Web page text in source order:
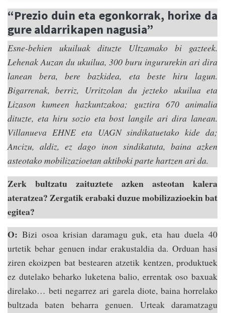
“Prezio duin eta egonkorrak, horixe da
gure aldarrikapen nagusia”
Esne-behien ukuiluak dituzte Ultzamako bi gazteek.
Lehenak Auzan du ukuilua, 300 buru ingururekin ari dira
lanean bera, bere bazkidea, eta beste hiru lagun.
Bigarrenak, berriz, Urritzolan du jezteko ukuilua eta
Lizason kumeen hazkuntzakoa; guztira 670 animalia
dituzte, eta hiru sozio eta bost langile ari dira lanean.
Villanueva EHNE eta UAGN sindikatuetako kide da;
Ancizu, aldiz, ez dago inon sindikatuta, baina azken
asteotako mobilizazioetan aktiboki parte hartzen ari da.
Zerk bultzatu zaituztete azken asteotan kalera
ateratzea? Zergatik erabaki duzue mobilizazioekin bat
egitea?
O: Bizi osoa krisian daramagu guk, eta hau duela 40
urtetik behar genuen indar erakustaldia da. Orduan hasi
ziren ekoizpen bat bestearen atzetik kentzen, produktuek
ez dutelako beharko luketena balio, errentak oso baxuak
direlako… beti negarrez ari garela diote, baina horrelako
bultzada baten beharra genuen. Urteak daramatzagu